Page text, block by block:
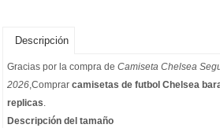
Descripción
Gracias por la compra de Camiseta Chelsea
2026,Comprar camisetas de futbol Chelsea
replicas.
Descripción del tamaño